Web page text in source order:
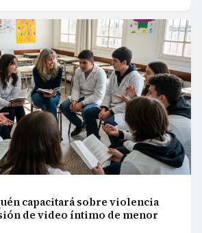
capacitará sobre violencia
de video íntimo de menor